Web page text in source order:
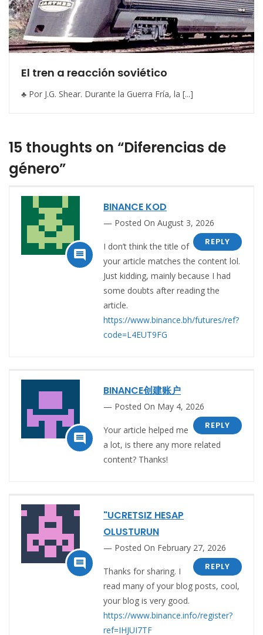
El tren a reacción soviético
♣ Por J.G. Shear. Durante la Guerra Fría, la [...]
15 thoughts on “Diferencias de
género”

BINANCE KOD
Posted On August 3, 2026
REPLY
I don’t think the title of
your article matches the content lol.
Just kidding, mainly because I had
some doubts after reading the
article.
https://www.binance.bh/futures/ref?
code=L4EUT9FG

BINANCE创建账户
Posted On May 4, 2026
REPLY
Your article helped me
a lot, is there any more related
content? Thanks!

"UCRETSIZ HESAP
OLUSTURUN
Posted On February 27, 2026
REPLY
Thanks for sharing. I
read many of your blog posts, cool,
your blog is very good.
https://www.binance.info/register?
ref=IHJUI7TF